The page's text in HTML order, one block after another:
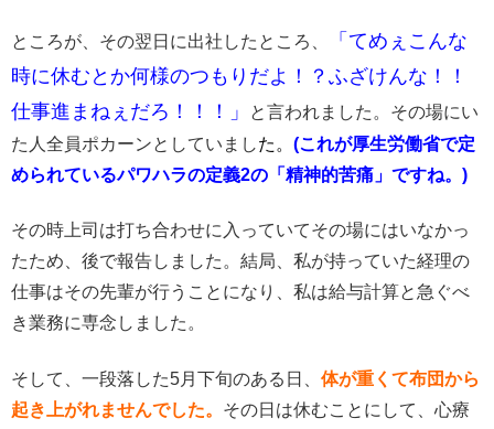
ところが、その翌日に出社したところ、
「てめぇこんな
時に休むとか何様のつもりだよ！？ふざけんな！！
仕事進まねぇだろ！！！」
と言われました。その場にい
た人全員ポカーンとしていました。 (これが厚生労働省で定
められているパワハラの定義2の「精神的苦痛」ですね。)
その時上司は打ち合わせに入っていてその場にはいなかっ
たため、後で報告しました。結局、私が持っていた経理の
仕事はその先輩が行うことになり、私は給与計算と急ぐべ
き業務に専念しました。
そして、一段落した5月下旬のある日、 体が重くて布団から
起き上がれませんでした。 その日は休むことにして、心療